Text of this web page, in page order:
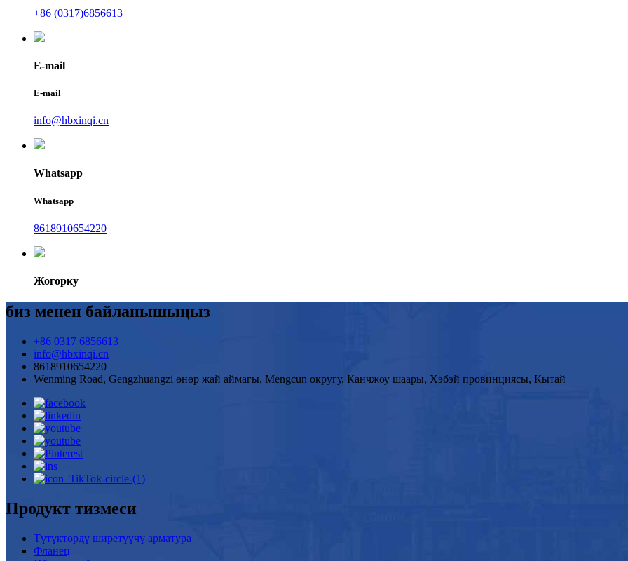
+86 (0317)6856613
E-mail
E-mail
info@hbxinqi.cn
Whatsapp
Whatsapp
8618910654220
Жогорку
биз менен байланышыңыз
+86 0317 6856613
info@hbxinqi.cn
8618910654220
Wenming Road, Gengzhuangzi өнөр жай аймагы, Mengcun округу, Канчжоу шаары, Хэбэй провинциясы, Кытай
Продукт тизмеси
Түтүктөрдү ширетүүчү арматура
Фланец